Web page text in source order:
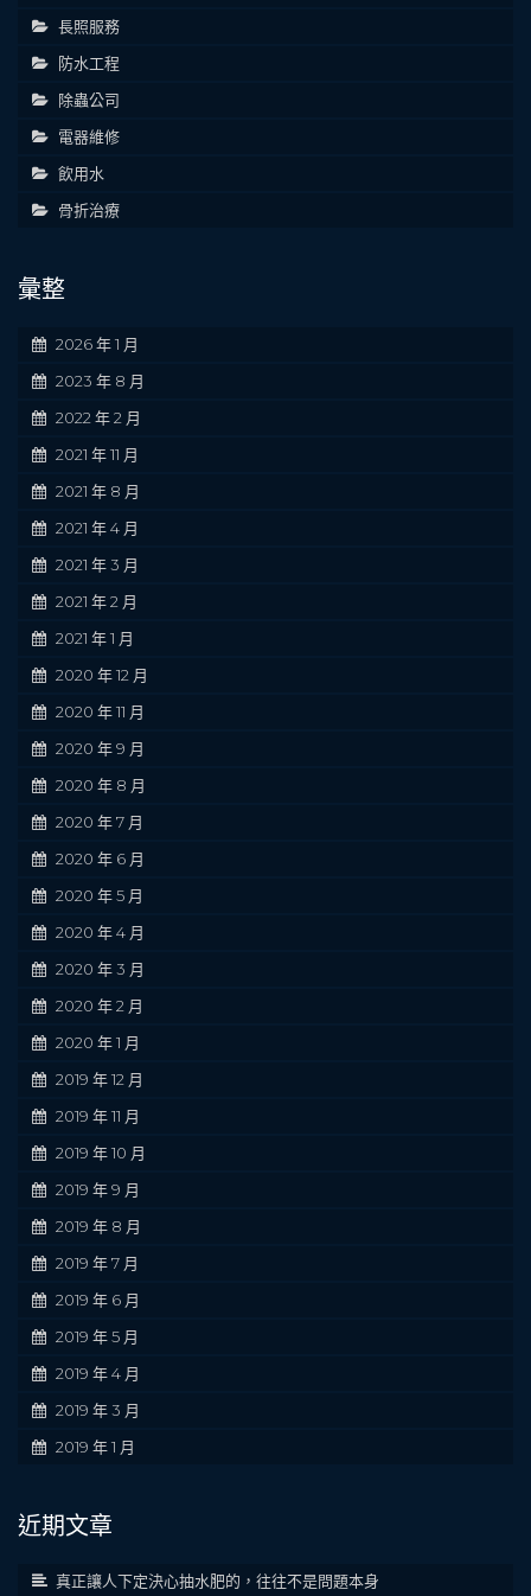
長照服務
防水工程
除蟲公司
電器維修
飲用水
骨折治療
彙整
2026 年 1 月
2023 年 8 月
2022 年 2 月
2021 年 11 月
2021 年 8 月
2021 年 4 月
2021 年 3 月
2021 年 2 月
2021 年 1 月
2020 年 12 月
2020 年 11 月
2020 年 9 月
2020 年 8 月
2020 年 7 月
2020 年 6 月
2020 年 5 月
2020 年 4 月
2020 年 3 月
2020 年 2 月
2020 年 1 月
2019 年 12 月
2019 年 11 月
2019 年 10 月
2019 年 9 月
2019 年 8 月
2019 年 7 月
2019 年 6 月
2019 年 5 月
2019 年 4 月
2019 年 3 月
2019 年 1 月
近期文章
真正讓人下定決心抽水肥的，往往不是問題本身